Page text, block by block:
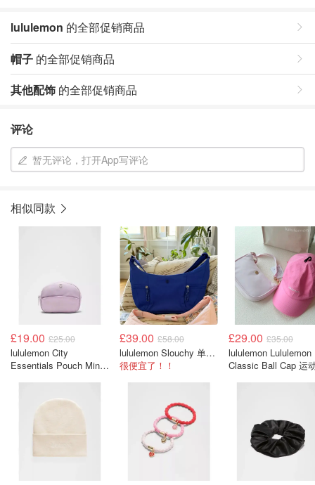
lululemon 的全部促销商品
帽子 的全部促销商品
其他配饰 的全部促销商品
评论
暂无评论，打开App写评论
相似同款
£19.00 £25.00
lululemon City
Essentials Pouch Mini
£39.00 £58.00
lululemon Slouchy 单肩包 6L
很便宜了！！
£29.00 £35.00
lululemon Lululemon
Classic Ball Cap 运